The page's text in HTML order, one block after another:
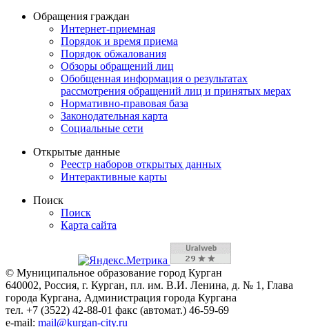
Обращения граждан
Интернет-приемная
Порядок и время приема
Порядок обжалования
Обзоры обращений лиц
Обобщенная информация о результатах
рассмотрения обращений лиц и принятых мерах
Нормативно-правовая база
Законодательная карта
Социальные сети
Открытые данные
Реестр наборов открытых данных
Интерактивные карты
Поиск
Поиск
Карта сайта
© Муниципальное образование город Курган
640002, Россия, г. Курган, пл. им. В.И. Ленина, д. № 1, Глава
города Кургана, Администрация города Кургана
тел. +7 (3522) 42-88-01 факс (автомат.) 46-59-69
e-mail: mail@kurgan-city.ru